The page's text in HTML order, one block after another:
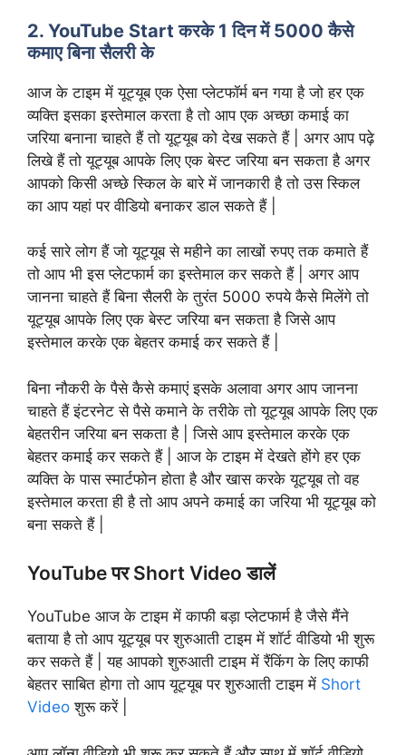
2. YouTube Start करके 1 दिन में 5000 कैसे
कमाए बिना सैलरी के
आज के टाइम में यूट्यूब एक ऐसा प्लेटफॉर्म बन गया है जो हर एक
व्यक्ति इसका इस्तेमाल करता है तो आप एक अच्छा कमाई का
जरिया बनाना चाहते हैं तो यूट्यूब को देख सकते हैं | अगर आप पढ़े
लिखे हैं तो यूट्यूब आपके लिए एक बेस्ट जरिया बन सकता है अगर
आपको किसी अच्छे स्किल के बारे में जानकारी है तो उस स्किल
का आप यहां पर वीडियो बनाकर डाल सकते हैं |
कई सारे लोग हैं जो यूट्यूब से महीने का लाखों रुपए तक कमाते हैं
तो आप भी इस प्लेटफार्म का इस्तेमाल कर सकते हैं | अगर आप
जानना चाहते हैं बिना सैलरी के तुरंत 5000 रुपये कैसे मिलेंगे तो
यूट्यूब आपके लिए एक बेस्ट जरिया बन सकता है जिसे आप
इस्तेमाल करके एक बेहतर कमाई कर सकते हैं |
बिना नौकरी के पैसे कैसे कमाएं इसके अलावा अगर आप जानना
चाहते हैं इंटरनेट से पैसे कमाने के तरीके तो यूट्यूब आपके लिए एक
बेहतरीन जरिया बन सकता है | जिसे आप इस्तेमाल करके एक
बेहतर कमाई कर सकते हैं | आज के टाइम में देखते होंगे हर एक
व्यक्ति के पास स्मार्टफोन होता है और खास करके यूट्यूब तो वह
इस्तेमाल करता ही है तो आप अपने कमाई का जरिया भी यूट्यूब को
बना सकते हैं |
YouTube पर Short Video डालें
YouTube आज के टाइम में काफी बड़ा प्लेटफार्म है जैसे मैंने
बताया है तो आप यूट्यूब पर शुरुआती टाइम में शॉर्ट वीडियो भी शुरू
कर सकते हैं | यह आपको शुरुआती टाइम में रैंकिंग के लिए काफी
बेहतर साबित होगा तो आप यूट्यूब पर शुरुआती टाइम में Short
Video शुरू करें |